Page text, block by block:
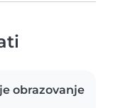
obrazovanje